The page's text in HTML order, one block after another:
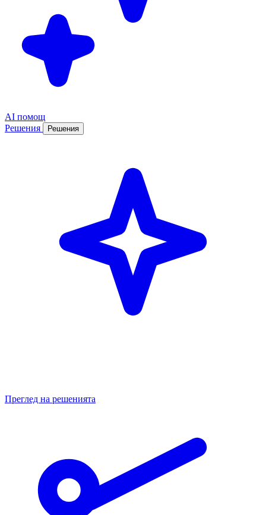
AI помощ
Решения
Решения
Преглед на решенията